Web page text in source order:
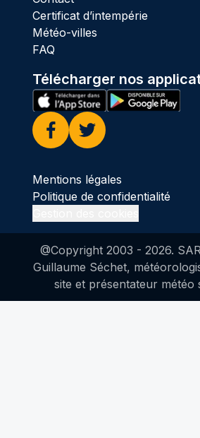
Certificat d’intempérie
Météo-villes
FAQ
Télécharger nos
Facebook
Twitter
Mentions légales
Politique de confidentialité
@Copyright 2003 - 2026.
Guillaume Séchet,
site et présentateur météo